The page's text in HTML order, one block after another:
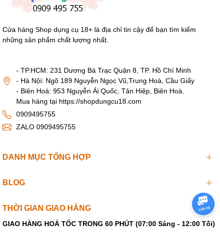
Cửa hàng Shop dụng cụ 18+ là địa chỉ tin cậy để bạn tìm kiếm
những sản phẩm chất lượng nhất.
- TP.HCM: 231 Dương Bá Trạc Quận 8, TP. Hồ Chí Minh
- Hà Nội: Ngõ 189 Nguyễn Ngọc Vũ,Trung Hoà, Cầu Giấy
- Biên Hoà: 953 Nguyễn Ái Quốc, Tân Hiệp, Biên Hoà.
Mua hàng tại https://shopdungcu18.com
0909495755
ZALO 0909495755
DANH MỤC TỔNG HỢP
BLOG
THỜI GIAN GIAO HÀNG
GIAO HÀNG HOẢ TỐC TRONG 60 PHÚT (07:00 Sáng - 12:00 Tối)